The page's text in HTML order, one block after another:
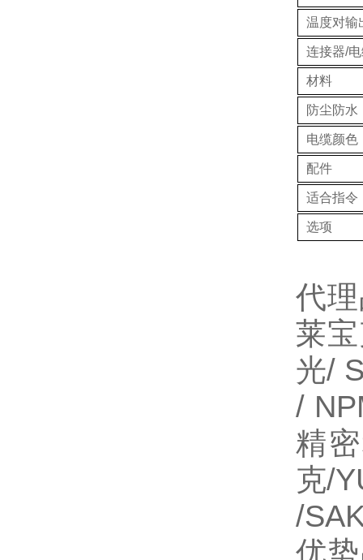
温度对输
连接器/
材料
防尘防水
电缆颜色
配件
适合指令
选项
代
莱
光/
/
精
克/
/
优